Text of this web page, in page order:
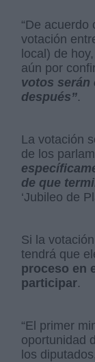
“De
votación
local) de
aún por
votos serán
después”.
La votación
de los
de que
‘Jubileo de
Si la
tendrá que
proceso en
participar.
“El primer
oportunidad
los